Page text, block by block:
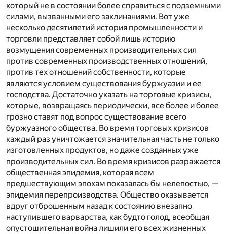
который не в состоянии более справиться с подземными
силами, вызванными его заклинаниями. Вот уже
несколько десятилетий история промышленности и
торговли представляет собой лишь историю
возмущения современных производительных сил
против современных производственных отношений,
против тех отношений собственности, которые
являются условием существования буржуазии и ее
господства. Достаточно указать на торговые кризисы,
которые, возвращаясь периодически, все более и более
грозно ставят под вопрос существование всего
буржуазного общества. Во время торговых кризисов
каждый раз уничтожается значительная часть не только
изготовленных продуктов, но даже созданных уже
производительных сил. Во время кризисов разражается
общественная эпидемия, которая всем
предшествующим эпохам показалась бы нелепостью, —
эпидемия перепроизводства. Общество оказывается
вдруг отброшенным назад к состоянию внезапно
наступившего варварства, как будто голод, всеобщая
опустошительная война лишили его всех жизненных